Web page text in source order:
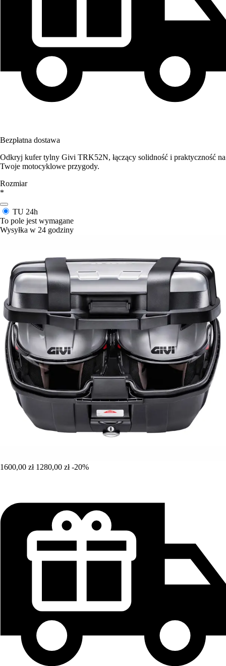
Bezpłatna dostawa
Odkryj kufer tylny Givi TRK52N, łączący solidność i praktyczność na
Twoje motocyklowe przygody.
Rozmiar
*
TU 24h
To pole jest wymagane
Wysyłka w 24 godziny
1600,00 zł 1280,00 zł -20%